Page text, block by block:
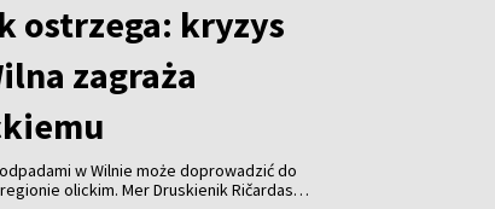
ostrzega: kryzys
zagraża
w Wilnie może doprowadzić do
olickim. Mer Druskienik Ričardas